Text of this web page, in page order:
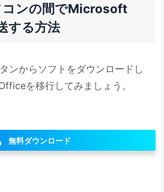
コンの間でMicrosoft
する方法
ンからソフトをダウンロードし
を移行してみましょう。
無料ダウンロード